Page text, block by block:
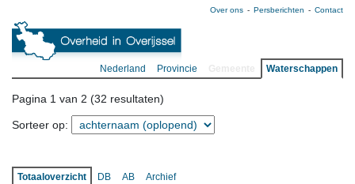
Over ons Persberichten Contact
Nederland Provincie Waterschappen
Pagina 1 van 2 (32 resultaten)
Sorteer op:
Totaaloverzicht DB AB Archief